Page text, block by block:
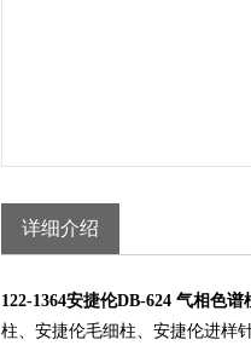
详细介绍
122-1364安捷伦DB-624 气相色谱
柱、安捷伦毛细柱、安捷伦进样